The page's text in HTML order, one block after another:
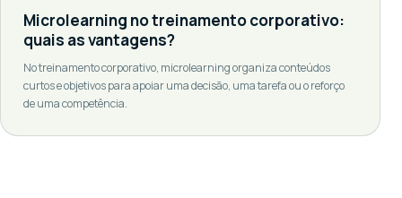
Microlearning no treinamento corporativo:
quais as vantagens?
No treinamento corporativo, microlearning organiza conteúdos
curtos e objetivos para apoiar uma decisão, uma tarefa ou o reforço
de uma competência.